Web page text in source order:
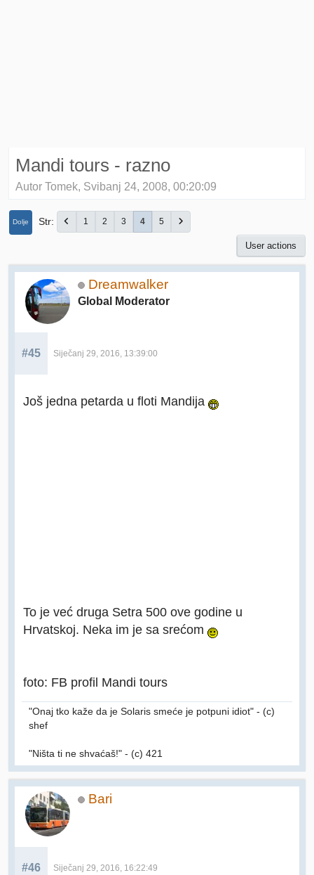
Mandi tours - razno
Autor Tomek, Svibanj 24, 2008, 00:20:09
Dolje Str 1 2 3 4 5
User actions
Dreamwalker
Global Moderator
#45 Siječanj 29, 2016, 13:39:00
Još jedna petarda u floti Mandija
To je već druga Setra 500 ove godine u
Hrvatskoj. Neka im je sa srećom
foto: FB profil Mandi tours
"Onaj tko kaže da je Solaris smeće je potpuni idiot" - (c)
shef
"Ništa ti ne shvaćaš!" - (c) 421
Bari
#46 Siječanj 29, 2016, 16:22:49